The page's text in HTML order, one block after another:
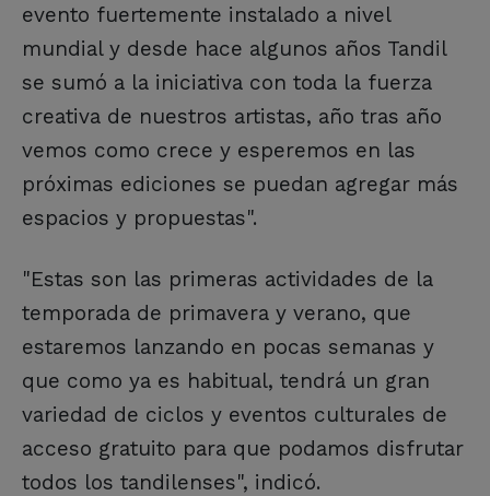
evento fuertemente instalado a nivel
mundial y desde hace algunos años Tandil
se sumó a la iniciativa con toda la fuerza
creativa de nuestros artistas, año tras año
vemos como crece y esperemos en las
próximas ediciones se puedan agregar más
espacios y propuestas".
"Estas son las primeras actividades de la
temporada de primavera y verano, que
estaremos lanzando en pocas semanas y
que como ya es habitual, tendrá un gran
variedad de ciclos y eventos culturales de
acceso gratuito para que podamos disfrutar
todos los tandilenses", indicó.